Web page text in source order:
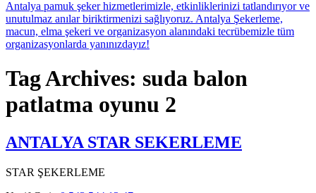
Tag Archives: suda balon
patlatma oyunu 2
ANTALYA STAR SEKERLEME
STAR ŞEKERLEME